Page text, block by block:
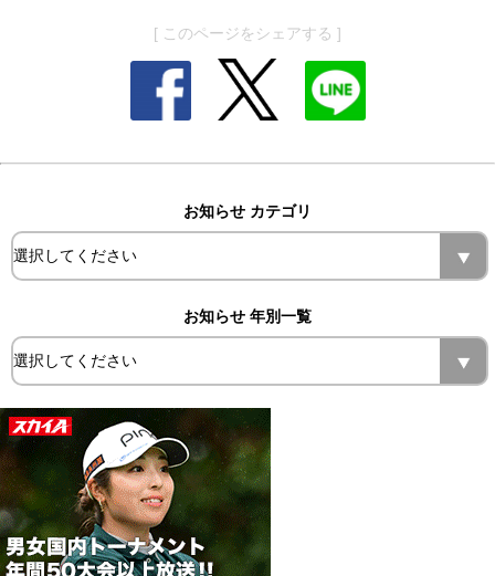
[ このページをシェアする ]
お知らせ カテゴリ
お知らせ 年別一覧